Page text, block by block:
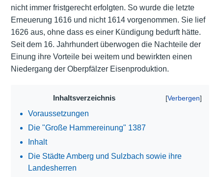
nicht immer fristgerecht erfolgten. So wurde die letzte
Erneuerung 1616 und nicht 1614 vorgenommen. Sie lief
1626 aus, ohne dass es einer Kündigung bedurft hätte.
Seit dem 16. Jahrhundert überwogen die Nachteile der
Einung ihre Vorteile bei weitem und bewirkten einen
Niedergang der Oberpfälzer Eisenproduktion.
Inhaltsverzeichnis
Voraussetzungen
Die "Große Hammereinung" 1387
Inhalt
Die Städte Amberg und Sulzbach sowie ihre
Landesherren